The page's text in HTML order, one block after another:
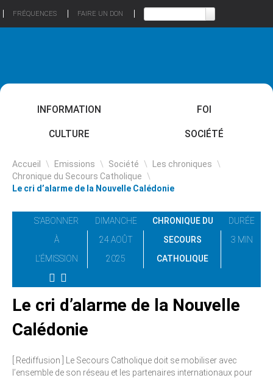
FRÉQUENCES FAIRE UN DON
INFORMATION FOI
CULTURE SOCIÉTÉ
Accueil \ Emissions \ Société \ Les chroniques \
Chronique du Secours Catholique \
Le cri d’alarme de la Nouvelle Calédonie
S'ABONNER
À
L'ÉMISSION
DIMANCHE
24 AOÛT
2025
CHRONIQUE DU
SECOURS
CATHOLIQUE
DURÉE
3 MIN
Le cri d’alarme de la Nouvelle
Calédonie
[ Rediffusion ] Le Secours Catholique doit se mobiliser avec
l’ensemble de son réseau et les partenaires internationaux pour